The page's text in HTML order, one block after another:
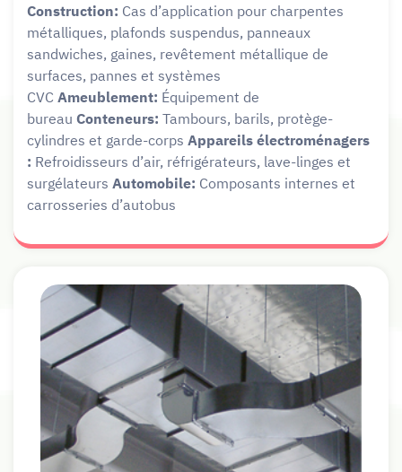
Construction: Cas d’application pour charpentes
métalliques, plafonds suspendus, panneaux
sandwiches, gaines, revêtement métallique de
surfaces, pannes et systèmes
CVC Ameublement: Équipement de
bureau Conteneurs: Tambours, barils, protège-
cylindres et garde-corps Appareils électroménagers
: Refroidisseurs d’air, réfrigérateurs, lave-linges et
surgélateurs Automobile: Composants internes et
carrosseries d’autobus